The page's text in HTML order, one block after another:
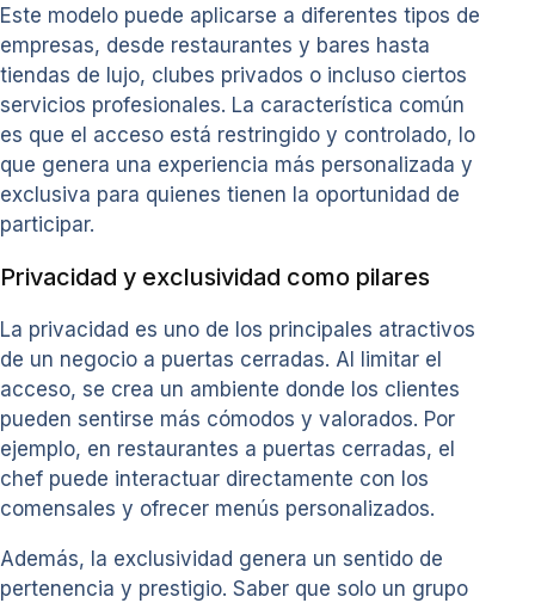
Este modelo puede aplicarse a diferentes tipos de
empresas, desde restaurantes y bares hasta
tiendas de lujo, clubes privados o incluso ciertos
servicios profesionales. La característica común
es que el acceso está restringido y controlado, lo
que genera una experiencia más personalizada y
exclusiva para quienes tienen la oportunidad de
participar.
Privacidad y exclusividad como pilares
La privacidad es uno de los principales atractivos
de un negocio a puertas cerradas. Al limitar el
acceso, se crea un ambiente donde los clientes
pueden sentirse más cómodos y valorados. Por
ejemplo, en restaurantes a puertas cerradas, el
chef puede interactuar directamente con los
comensales y ofrecer menús personalizados.
Además, la exclusividad genera un sentido de
pertenencia y prestigio. Saber que solo un grupo